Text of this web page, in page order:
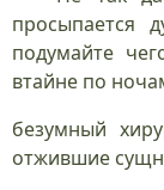
просыпается
подумайте
втайне по
безумный
отжившие